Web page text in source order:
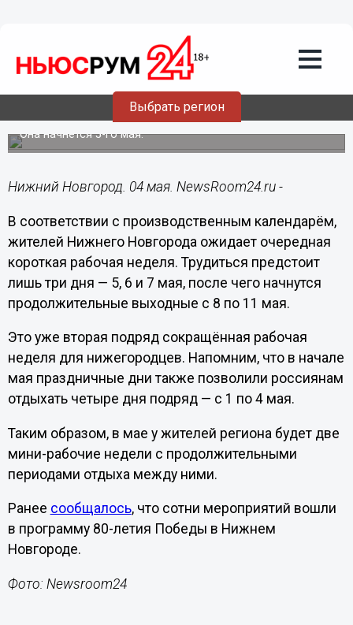
Выбрать регион
04.05.202515:43
Новая трехдневная рабочая неделя
начинается в Нижегородской области
Она начнется 5-го мая.
Нижний Новгород. 04 мая. NewsRoom24.ru -
В соответствии с производственным календарём,
жителей Нижнего Новгорода ожидает очередная
короткая рабочая неделя. Трудиться предстоит
лишь три дня — 5, 6 и 7 мая, после чего начнутся
продолжительные выходные с 8 по 11 мая.
Это уже вторая подряд сокращённая рабочая
неделя для нижегородцев. Напомним, что в начале
мая праздничные дни также позволили россиянам
отдыхать четыре дня подряд — с 1 по 4 мая.
Таким образом, в мае у жителей региона будет две
мини-рабочие недели с продолжительными
периодами отдыха между ними.
Ранее сообщалось, что сотни мероприятий вошли
в программу 80-летия Победы в Нижнем
Новгороде.
Фото: Newsroom24